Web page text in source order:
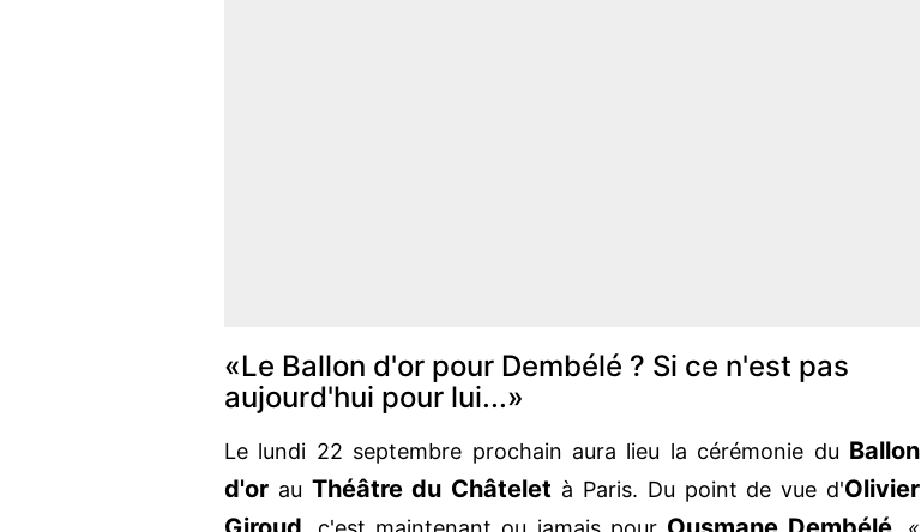
«Le Ballon d'or pour Dembélé ? Si ce n'est pas
aujourd'hui pour lui...»
Le lundi 22 septembre prochain aura lieu la cérémonie du Ballon
d'or au Théâtre du Châtelet à Paris. Du point de vue d'Olivier